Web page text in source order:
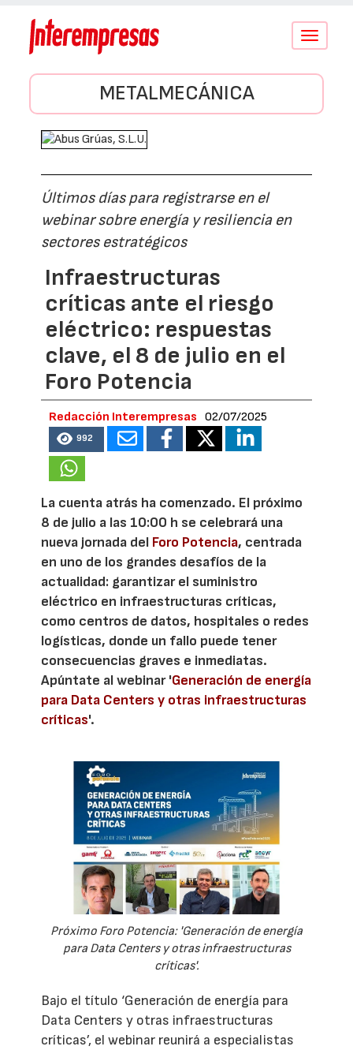
Conmutar
METALMECÁNICA
Últimos días para registrarse en el
webinar sobre energía y resiliencia en
sectores estratégicos
Infraestructuras
críticas ante el riesgo
eléctrico: respuestas
clave, el 8 de julio en el
Foro Potencia
Redacción Interempresas 02/07/2025
992
La cuenta atrás ha comenzado. El próximo
8 de julio a las 10:00 h se celebrará una
nueva jornada del Foro Potencia, centrada
en uno de los grandes desafíos de la
actualidad: garantizar el suministro
eléctrico en infraestructuras críticas,
como centros de datos, hospitales o redes
logísticas, donde un fallo puede tener
consecuencias graves e inmediatas.
Apúntate al webinar 'Generación de energía
para Data Centers y otras infraestructuras
críticas'.
Próximo Foro Potencia: 'Generación de energía
para Data Centers y otras infraestructuras
críticas'.
Bajo el título ‘Generación de energía para
Data Centers y otras infraestructuras
críticas’, el webinar reunirá a especialistas